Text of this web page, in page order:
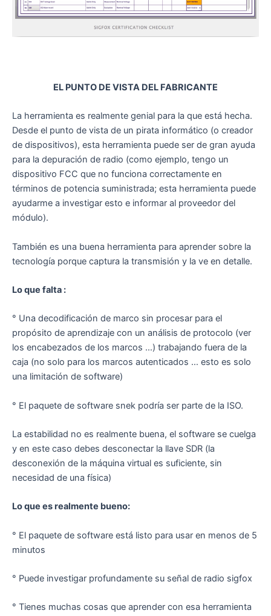
EL PUNTO DE VISTA DEL FABRICANTE
La herramienta es realmente genial para la que está hecha.
Desde el punto de vista de un pirata informático (o creador
de dispositivos), esta herramienta puede ser de gran ayuda
para la depuración de radio (como ejemplo, tengo un
dispositivo FCC que no funciona correctamente en
términos de potencia suministrada; esta herramienta puede
ayudarme a investigar esto e informar al proveedor del
módulo).
También es una buena herramienta para aprender sobre la
tecnología porque captura la transmisión y la ve en detalle.
Lo que falta :
° Una decodificación de marco sin procesar para el
propósito de aprendizaje con un análisis de protocolo (ver
los encabezados de los marcos …) trabajando fuera de la
caja (no solo para los marcos autenticados … esto es solo
una limitación de software)
° El paquete de software snek podría ser parte de la ISO.
La estabilidad no es realmente buena, el software se cuelga
y en este caso debes desconectar la llave SDR (la
desconexión de la máquina virtual es suficiente, sin
necesidad de una física)
Lo que es realmente bueno:
° El paquete de software está listo para usar en menos de 5
minutos
° Puede investigar profundamente su señal de radio sigfox
° Tienes muchas cosas que aprender con esa herramienta